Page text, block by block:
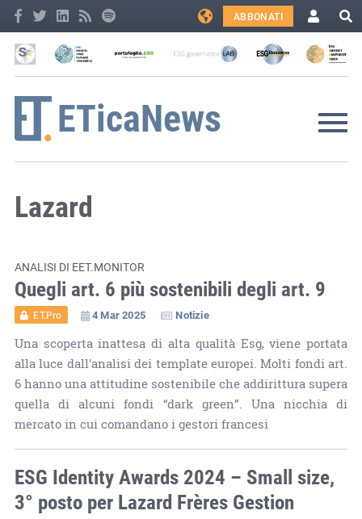
ABBONATI
Lazard
ANALISI DI EET.MONITOR
Quegli art. 6 più sostenibili degli art. 9
ET.Pro 4 Mar 2025 Notizie
Una scoperta inattesa di alta qualità Esg, viene portata
alla luce dall'analisi dei template europei. Molti fondi art.
6 hanno una attitudine sostenibile che addirittura supera
quella di alcuni fondi “dark green”. Una nicchia di
mercato in cui comandano i gestori francesi
ESG Identity Awards 2024 – Small size,
3° posto per Lazard Frères Gestion